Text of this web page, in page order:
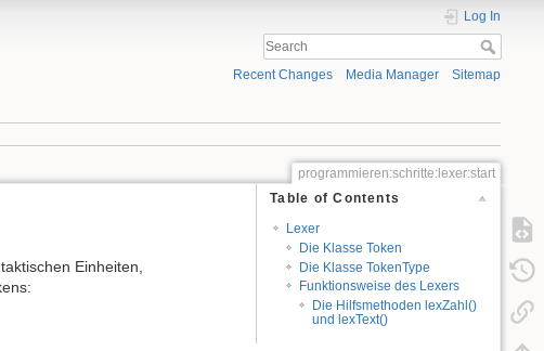
Log In
Recent Changes Media Manager Sitemap
programmieren:schritte:lexer:start
Table of Contents
Lexer
Die Klasse Token
Die Klasse TokenType
Funktionsweise des Lexers
Die Hilfsmethoden lexZahl()
und lexText()
Einheiten,